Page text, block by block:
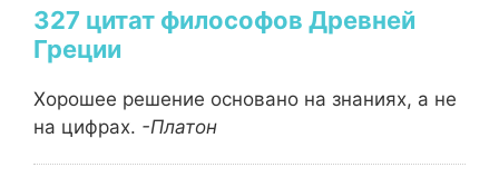
цитат философов Древней
Греции
Хорошее решение основано на знаниях, а не
на цифрах. -Платон